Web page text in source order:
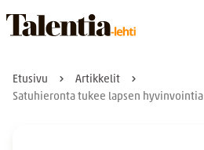
Etusivu
Artikkelit
Satuhieronta tukee lapsen hyvinvointia